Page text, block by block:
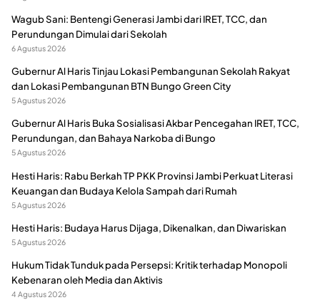
Wagub Sani: Bentengi Generasi Jambi dari IRET, TCC, dan
Perundungan Dimulai dari Sekolah
6 Agustus 2026
Gubernur Al Haris Tinjau Lokasi Pembangunan Sekolah Rakyat
dan Lokasi Pembangunan BTN Bungo Green City
5 Agustus 2026
Gubernur Al Haris Buka Sosialisasi Akbar Pencegahan IRET, TCC,
Perundungan, dan Bahaya Narkoba di Bungo
5 Agustus 2026
Hesti Haris: Rabu Berkah TP PKK Provinsi Jambi Perkuat Literasi
Keuangan dan Budaya Kelola Sampah dari Rumah
5 Agustus 2026
Hesti Haris: Budaya Harus Dijaga, Dikenalkan, dan Diwariskan
5 Agustus 2026
Hukum Tidak Tunduk pada Persepsi: Kritik terhadap Monopoli
Kebenaran oleh Media dan Aktivis
4 Agustus 2026